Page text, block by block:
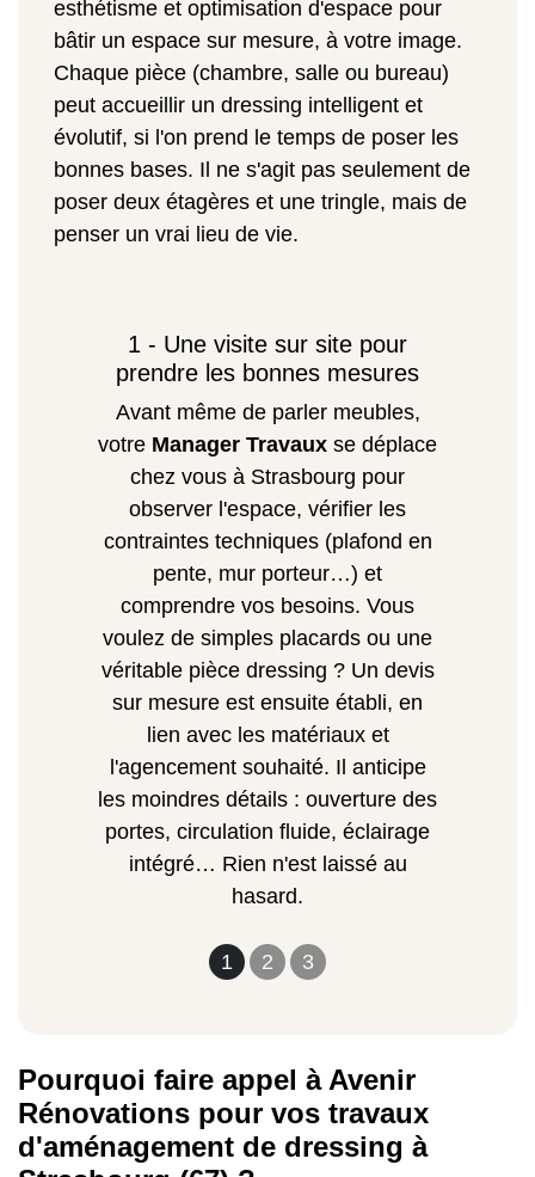
esthétisme et optimisation d'espace pour
bâtir un espace sur mesure, à votre image.
Chaque pièce (chambre, salle ou bureau)
peut accueillir un dressing intelligent et
évolutif, si l'on prend le temps de poser les
bonnes bases. Il ne s'agit pas seulement de
poser deux étagères et une tringle, mais de
penser un vrai lieu de vie.
1 2 3
1 - Une visite sur site pour
prendre les bonnes mesures
Avant même de parler meubles,
votre Manager Travaux se déplace
chez vous à Strasbourg pour
observer l'espace, vérifier les
contraintes techniques (plafond en
pente, mur porteur…) et
comprendre vos besoins. Vous
voulez de simples placards ou une
véritable pièce dressing ? Un devis
sur mesure est ensuite établi, en
lien avec les matériaux et
l'agencement souhaité. Il anticipe
les moindres détails : ouverture des
portes, circulation fluide, éclairage
intégré… Rien n'est laissé au
hasard.
Pourquoi faire appel à Avenir
Rénovations pour vos travaux
d'aménagement de dressing à